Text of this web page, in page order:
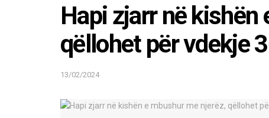
Hapi zjarr në kishën
qëllohet për vdekje
13/02/2024